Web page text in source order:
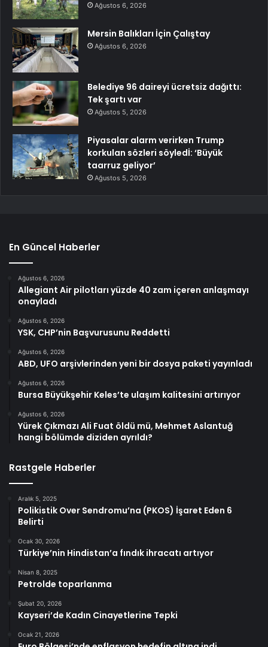
Ağustos 6, 2026
Mersin Balıkları İçin Çalıştay
Ağustos 6, 2026
Belediye 96 daireyi ücretsiz dağıttı:
Tek şartı var
Ağustos 5, 2026
Piyasalar alarm verirken Trump
korkulan sözleri söyledİ: ‘Büyük
taarruz geliyor’
Ağustos 5, 2026
En Güncel Haberler
Ağustos 6, 2026
Allegiant Air pilotları yüzde 40 zam içeren anlaşmayı
onayladı
Ağustos 6, 2026
YSK, CHP’nin Başvurusunu Reddetti
Ağustos 6, 2026
ABD, UFO arşivlerinden yeni bir dosya paketi yayınladı
Ağustos 6, 2026
Bursa Büyükşehir Keles’te ulaşım kalitesini artırıyor
Ağustos 6, 2026
Yürek Çıkmazı Ali Fuat öldü mü, Mehmet Aslantuğ
hangi bölümde diziden ayrıldı?
Rastgele Haberler
Aralık 5, 2025
Polikistik Over Sendromu’na (PKOS) İşaret Eden 6
Belirti
Ocak 30, 2026
Türkiye’nin Hindistan’a fındık ihracatı artıyor
Nisan 8, 2025
Petrolde toparlanma
Şubat 20, 2026
Kayseri’de Kadın Cinayetlerine Tepki
Ocak 21, 2026